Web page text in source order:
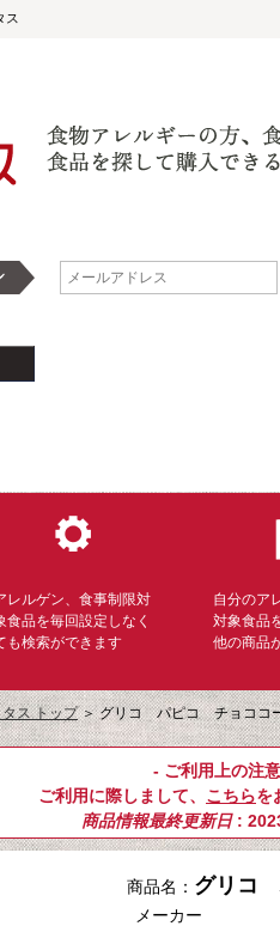
ス
レルゲン、食事制限対
食品を毎回設定しなく
も検索ができます
自分のア
対象食品
他の商品
ス トップ＞グリコ パピコ チョココ
- ご利用上の注
ご利用に際しまして、 こちらを
商品情報最終更新日:
商品名： グリコ
メーカー